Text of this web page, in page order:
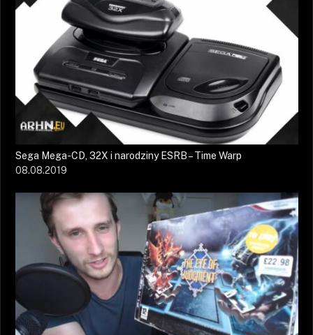
Sega Mega-CD, 32X i narodziny ESRB – Time Warp
08.08.2019